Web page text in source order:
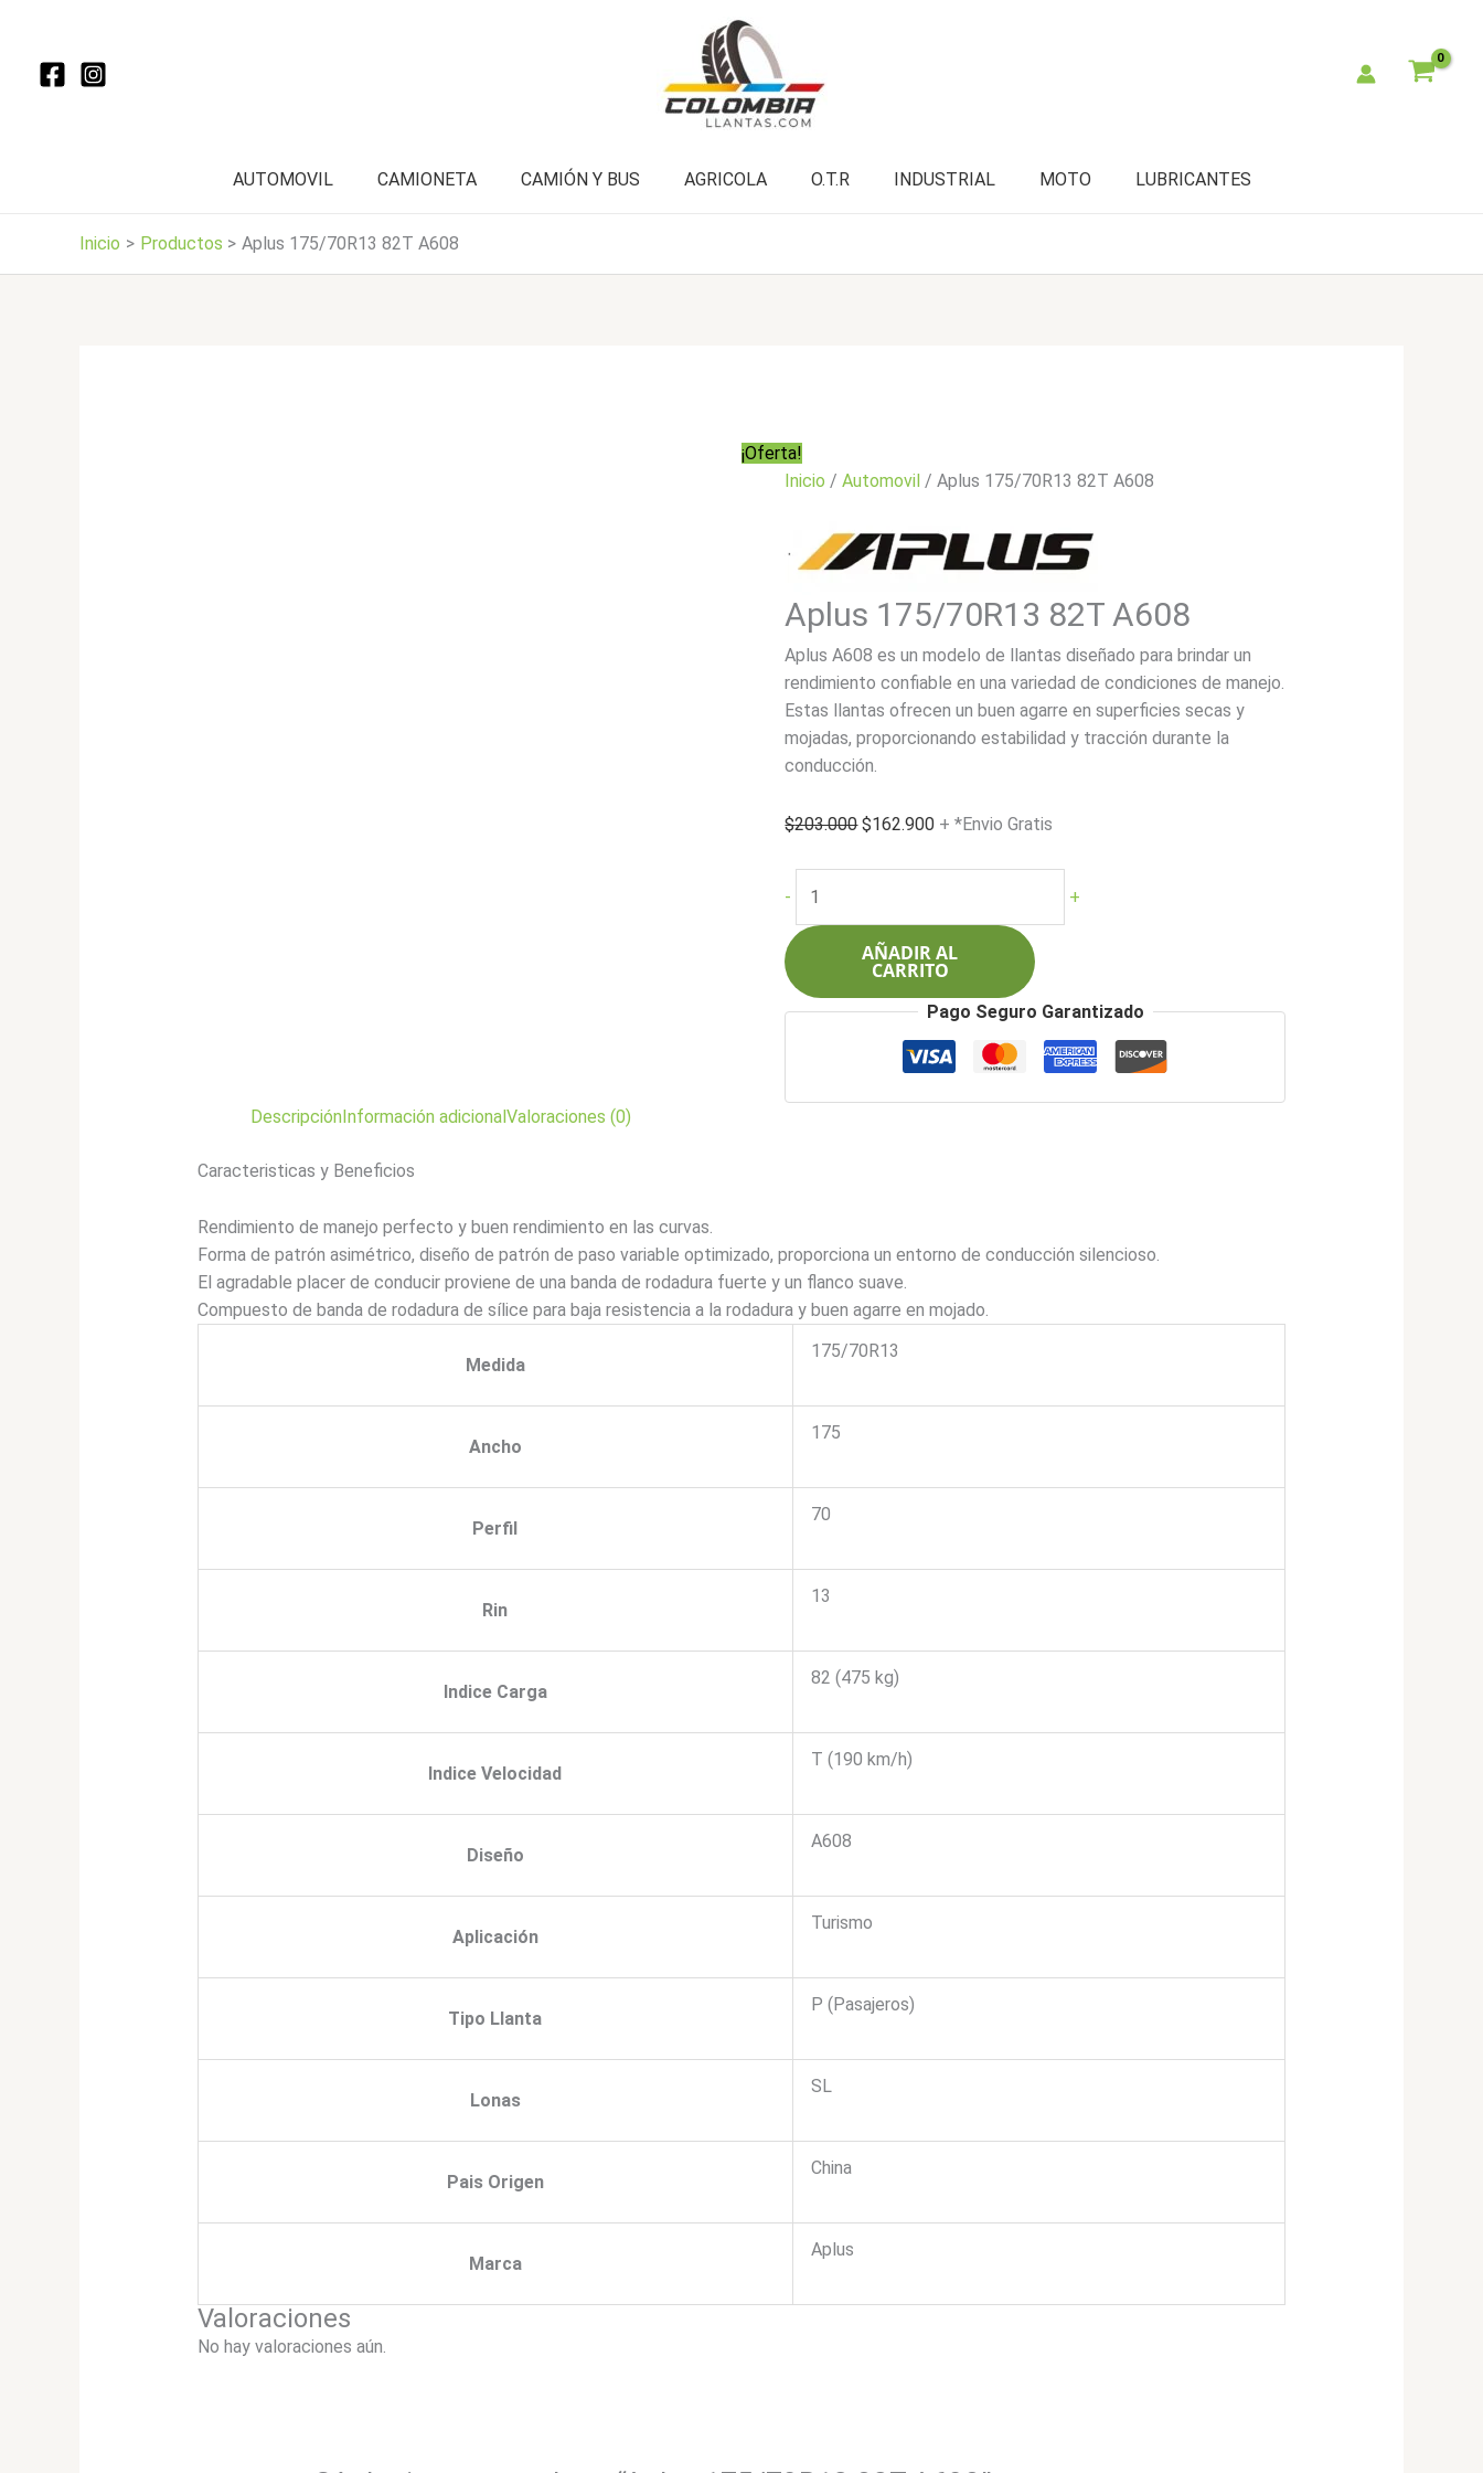
contenido
AUTOMOVIL CAMIONETA CAMIÓN Y BUS AGRICOLA O.T.R INDUSTRIAL MOTO LUBRICANTES
Inicio Productos Aplus 175/70R13 82T A608
¡Oferta!
Inicio /Automovil / Aplus 175/70R13 82T A608
Aplus 175/70R13 82T A608
Aplus A608 es un modelo de llantas diseñado para brindar un
rendimiento confiable en una variedad de condiciones de manejo.
Estas llantas ofrecen un buen agarre en superficies secas y
mojadas, proporcionando estabilidad y tracción durante la
conducción.
$203.000El
$162.900El
$162.900.
+ *Envio Gratis
-
175/70R13
82T
cantidad
+
AÑADIR AL
CARRITO
Pago Seguro Garantizado
Descripción Información adicional Valoraciones (0)
Caracteristicas y Beneficios
Rendimiento de manejo perfecto y buen rendimiento en las curvas.
Forma de patrón asimétrico, diseño de patrón de paso variable optimizado, proporciona un entorno de conducción silencioso.
El agradable placer de conducir proviene de una banda de rodadura fuerte y un flanco suave.
Compuesto de banda de rodadura de sílice para baja resistencia a la rodadura y buen agarre en mojado.
Medida
175/70R13
Ancho
175
Perfil
70
Rin
13
Indice Carga
82 (475 kg)
Indice Velocidad
T (190 km/h)
Diseño
A608
Aplicación
Turismo
Tipo Llanta
P (Pasajeros)
Lonas
SL
Pais Origen
China
Marca
Aplus
Valoraciones
No hay valoraciones aún.
$203.000.